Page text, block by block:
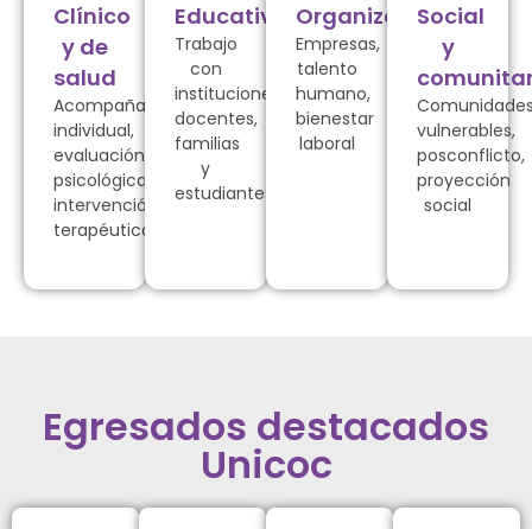
Clínico
y de
salud
Acompañamiento
individual,
evaluación
psicológica,
intervención
terapéutica
Educativo
Trabajo
con
instituciones,
docentes,
familias
y
estudiantes
Organizacional
Empresas,
talento
humano,
bienestar
laboral
Social
y
vulnerables,
posconflicto,
proyección
social
Egresados destacados
Unicoc